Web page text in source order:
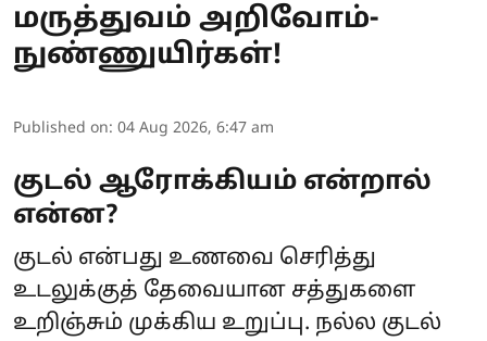
மருத்துவம் அறிவோம்-
நுண்ணுயிர்கள்!
Published on: 04 Aug 2026, 6:47 am
குடல் ஆரோக்கியம் என்றால்
என்ன?
குடல் என்பது உணவை செரித்து
உடலுக்குத் தேவையான சத்துகளை
உறிஞ்சும் முக்கிய உறுப்பு. நல்ல குடல்